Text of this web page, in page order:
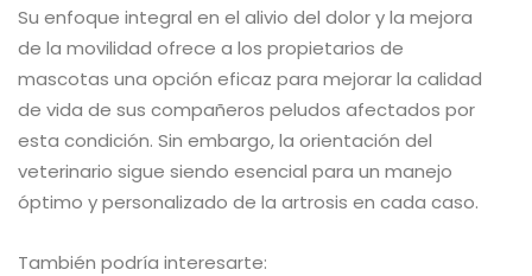
Su enfoque integral en el alivio del dolor y la mejora
de la movilidad ofrece a los propietarios de
mascotas una opción eficaz para mejorar la calidad
de vida de sus compañeros peludos afectados por
esta condición. Sin embargo, la orientación del
veterinario sigue siendo esencial para un manejo
óptimo y personalizado de la artrosis en cada caso.
También podría interesarte: